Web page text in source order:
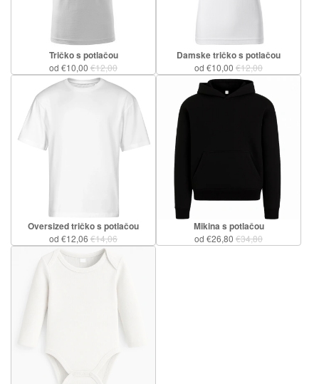
Tričko s potlačou
od €10,00 €12,00
Damske tričko s potlačou
od €10,00 €12,00
Oversized tričko s potlačou
od €12,06 €14,06
Mikina s potlačou
od €26,80 €34,80